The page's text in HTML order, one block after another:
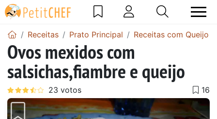
Receitas Prato Principal Receitas com Queijo
Ovos mexidos com
salsichas,fiambre e queijo